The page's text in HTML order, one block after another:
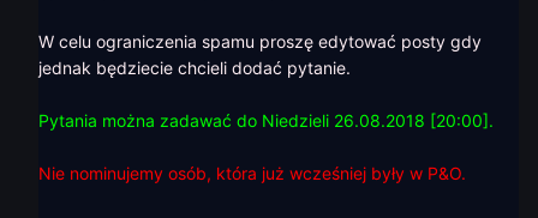
W celu ograniczenia spamu proszę edytować posty gdy
jednak będziecie chcieli dodać pytanie.
Pytania można zadawać do Niedzieli 26.08.2018 [20:00].
Nie nominujemy osób, która już wcześniej były w P&O.